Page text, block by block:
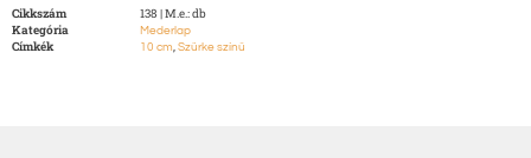
Cikkszám
138 | M.e.: db
Kategória
Mederlap
Címkék 10 cm, Szürke színű